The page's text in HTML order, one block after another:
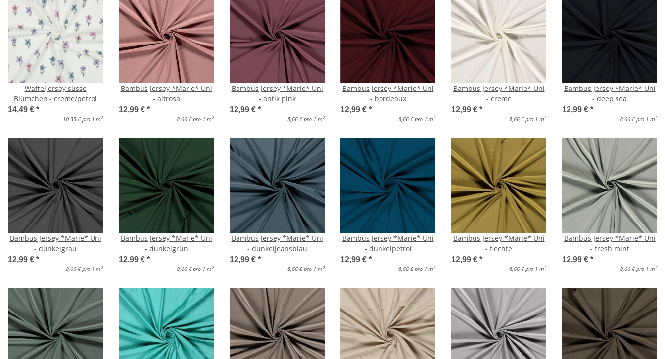
Waffeljersey süsse
Blümchen - creme/petrol
14,49 € *
10,35 € pro 1 m2
Bambus Jersey *Marie* Uni
- altrosa
12,99 € *
8,66 € pro 1 m2
Bambus Jersey *Marie* Uni
- antik pink
12,99 € *
8,66 € pro 1 m2
Bambus Jersey *Marie* Uni
- bordeaux
12,99 € *
8,66 € pro 1 m2
Bambus Jersey *Marie* Uni
- creme
12,99 € *
8,66 € pro 1 m2
Bambus Jersey *Marie* Uni
- deep sea
12,99 € *
8,66 € pro 1 m2
Bambus Jersey *Marie* Uni
- dunkelgrau
12,99 € *
8,66 € pro 1 m2
Bambus Jersey *Marie* Uni
- dunkelgrün
12,99 € *
8,66 € pro 1 m2
Bambus Jersey *Marie* Uni
- dunkeljeansblau
12,99 € *
8,66 € pro 1 m2
Bambus Jersey *Marie* Uni
- dunkelpetrol
12,99 € *
8,66 € pro 1 m2
Bambus Jersey *Marie* Uni
- flechte
12,99 € *
8,66 € pro 1 m2
Bambus Jersey *Marie* Uni
- fresh mint
12,99 € *
8,66 € pro 1 m2